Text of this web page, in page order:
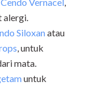
Cendo Vernacel,
alergi.
Siloxanatau
, untuk
mata.
untuk